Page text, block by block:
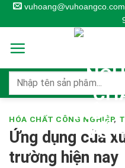
Skip
to
content
HÓA CHẤT CÔNG NGHIỆP,
Ứng dụng của
trường hiện nay